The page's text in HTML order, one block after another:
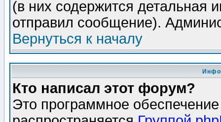
(в них содержится детальная
отправил сообщение).
Вернуться к началу
Кто написал этот форум?
Это программное